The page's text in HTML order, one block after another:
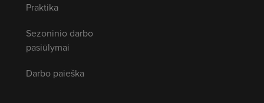
Praktika
Sezoninio darbo
pasiūlymai
Darbo paieška